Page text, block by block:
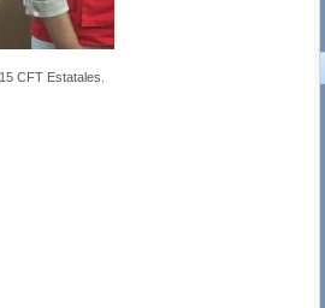
CFT Estatales.